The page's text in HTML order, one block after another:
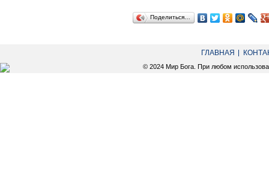
Поделиться…
ГЛАВНАЯ
© 2024 Мир Бога. При любом